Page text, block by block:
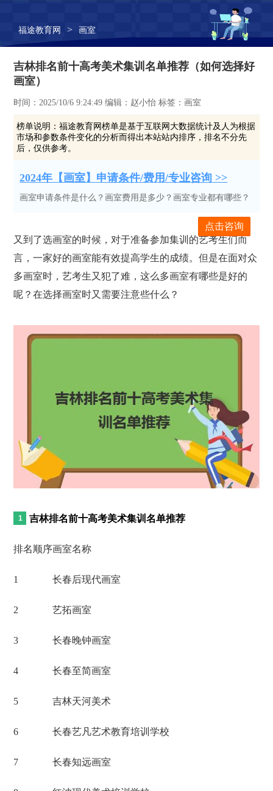
福途教育网 > 画室
吉林排名前十高考美术集训名单推荐（如何选择好
画室）
时间：2025/10/6 9:24:49 编辑：赵小怡 标签：画室
榜单说明：福途教育网榜单是基于互联网大数据统计及人为根据
市场和参数条件变化的分析而得出本站站内排序，排名不分先
后，仅供参考。
2024年【画室】申请条件/费用/专业咨询 >>
画室申请条件是什么？画室费用是多少？画室专业都有哪些？
点击咨询
又到了选画室的时候，对于准备参加集训的艺考生们而
言，一家好的画室能有效提高学生的成绩。但是在面对众
多画室时，艺考生又犯了难，这么多画室有哪些是好的
呢？在选择画室时又需要注意些什么？
吉林排名前十高考美术集训名单推荐
排名顺序画室名称
1 长春后现代画室
2 艺拓画室
3 长春晚钟画室
4 长春至简画室
5 吉林天河美术
6 长春艺凡艺术教育培训学校
7 长春知远画室